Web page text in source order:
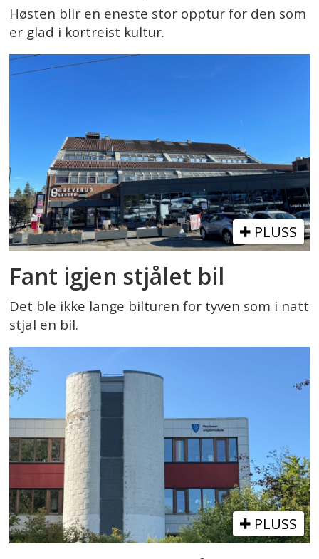
Høsten blir en eneste stor opptur for den som
er glad i kortreist kultur.
PLUSS
Fant igjen stjålet bil
Det ble ikke lange bilturen for tyven som i natt
stjal en bil.
PLUSS